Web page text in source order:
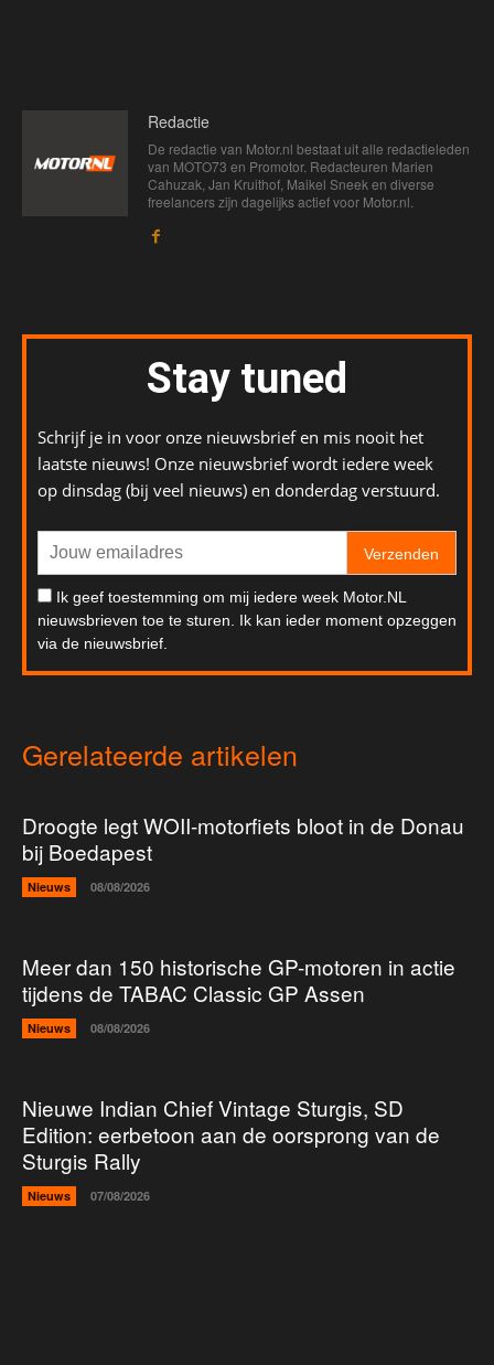
Redactie
De redactie van Motor.nl bestaat uit alle redactieleden
van MOTO73 en Promotor. Redacteuren Marien
Cahuzak, Jan Kruithof, Maikel Sneek en diverse
freelancers zijn dagelijks actief voor Motor.nl.
Stay tuned
Schrijf je in voor onze nieuwsbrief en mis nooit het
laatste nieuws! Onze nieuwsbrief wordt iedere week
op dinsdag (bij veel nieuws) en donderdag verstuurd.
Verzenden
Ik geef toestemming om mij iedere week Motor.NL
nieuwsbrieven toe te sturen. Ik kan ieder moment opzeggen
via de nieuwsbrief.
Gerelateerde artikelen
Droogte legt WOII-motorfiets bloot in de Donau
bij Boedapest
Nieuws 08/08/2026
Meer dan 150 historische GP-motoren in actie
tijdens de TABAC Classic GP Assen
Nieuws 08/08/2026
Nieuwe Indian Chief Vintage Sturgis, SD
Edition: eerbetoon aan de oorsprong van de
Sturgis Rally
Nieuws 07/08/2026